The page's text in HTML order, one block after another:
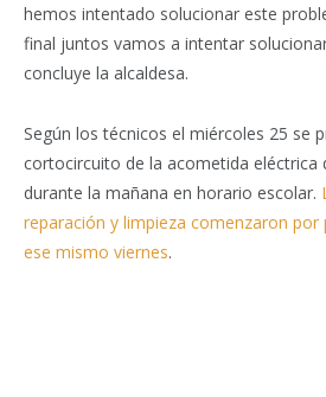
hemos intentado solucionar este
final juntos vamos a intentar
concluye la alcaldesa.
Según los técnicos el miércoles 25 se
cortocircuito de la acometida eléctrica
durante la mañana en horario escolar.
reparación y limpieza comenzaron
ese mismo viernes.